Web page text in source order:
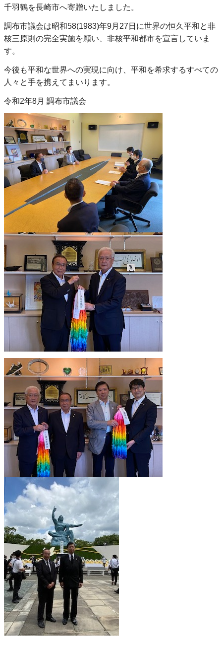
千羽鶴を長崎市へ寄贈いたしました。
調布市議会は昭和58(1983)年9月27日に世界の恒久平和と非
核三原則の完全実施を願い、非核平和都市を宣言していま
す。
今後も平和な世界への実現に向け、平和を希求するすべての
人々と手を携えてまいります。
令和2年8月 調布市議会